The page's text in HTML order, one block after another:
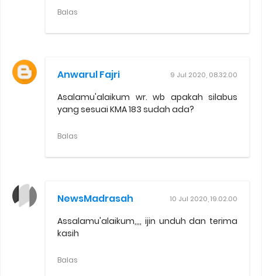
Balas
Anwarul Fajri 9 Jul 2020, 08.32.00
Asalamu'alaikum wr. wb apakah silabus
yang sesuai KMA 183 sudah ada?
Balas
NewsMadrasah 10 Jul 2020, 19.02.00
Assalamu'alaikum,,,, ijin unduh dan terima
kasih
Balas